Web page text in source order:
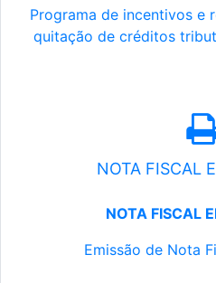
Programa de incentivos e
quitação de créditos
NOTA FISCAL
NOTA FISCAL
Emissão de Nota